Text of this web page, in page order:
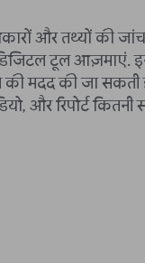
और तथ्यों की
टूल आज़माएं.
मदद की जा सकती
और रिपोर्ट